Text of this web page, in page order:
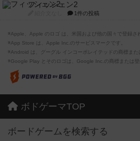
フィッシェン2
1件の投稿
※Apple、Apple のロゴ は、米国および他の国々で登録さ
※App Store は、Apple Inc.のサービスマークです。
※Android は、グーグル インコーポレイテッドの商標また
※Google Play とそのロゴは、Google Inc.の商標または登
ボドゲーマTOP
ボードゲームを検索する